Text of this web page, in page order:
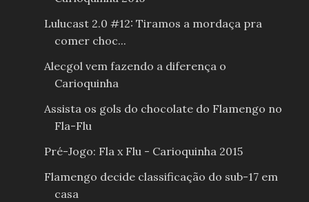
Lulucast 2.0 #12: Tiramos a mordaça pra
comer choc...
Alecgol vem fazendo a diferença o
Carioquinha
Assista os gols do chocolate do Flamengo no
Fla-Flu
Pré-Jogo: Fla x Flu - Carioquinha 2015
Flamengo decide classificação do sub-17 em
casa